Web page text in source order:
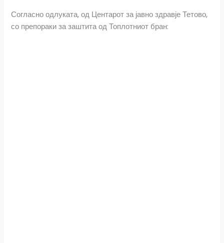
o
p
Согласно одлуката, од Центарот за јавно здравје Тетово,
со препораки за заштита од Топлотниот бран: